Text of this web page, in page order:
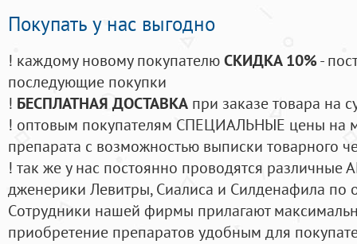
Покупать у нас выгодно
! каждому новому покупателюСКИДКА 10%-
последующие покупки
! БЕСПЛАТНАЯ ДОСТАВКА при заказе товара на
! оптовым покупателям СПЕЦИАЛЬНЫЕ цены на
препарата с возможностью выписки товарного
! так же у нас постоянно проводятся
дженерики Левитры, Сиалиса и Силденафила по
Cотрудники нашей фирмы прилагают
приобретение препаратов удобным для